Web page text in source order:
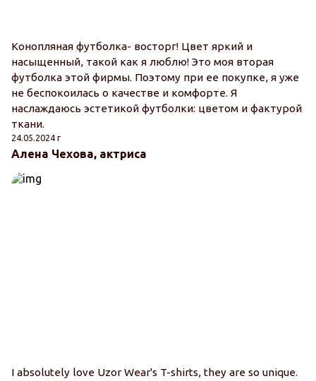
Конопляная футболка- восторг! Цвет яркий и
насыщенный, такой как я люблю! Это моя вторая
футболка этой фирмы. Поэтому при ее покупке, я уже
не беспокоилась о качестве и комфорте. Я
наслаждаюсь эстетикой футболки: цветом и фактурой
ткани.
24.05.2024 г
Алена Чехова, актриса
I absolutely love Uzor Wear's T-shirts, they are so unique.